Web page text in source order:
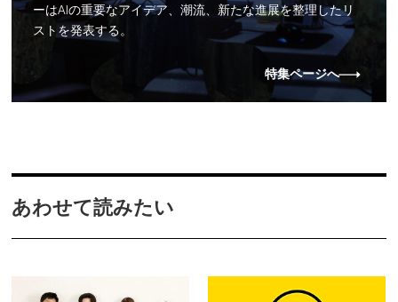
ーはAIの重要なアイデア、潮流、新たな進展を整理したリ
ストを発表する。
特集ページへ
あわせて読みたい